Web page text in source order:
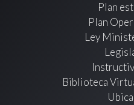
Plan
Plan
Ley
Biblioteca